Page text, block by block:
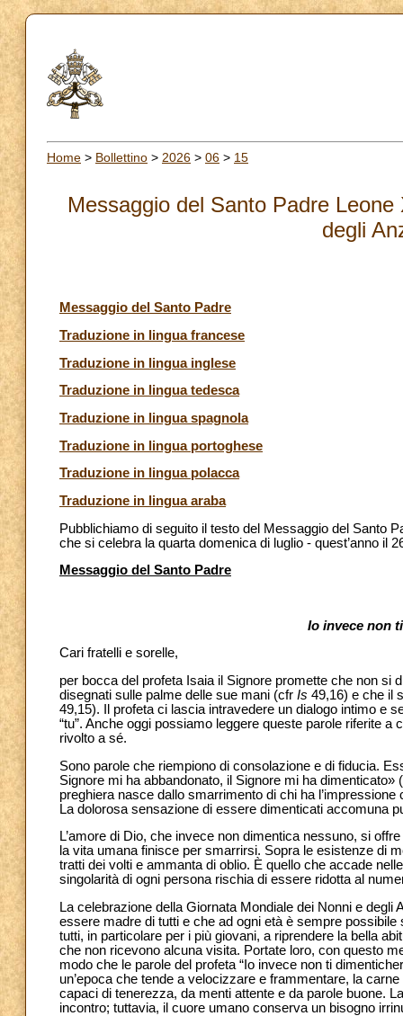
Home > Bollettino > 2026 > 06 > 15
Messaggio del Santo Padre
degli
Messaggio del Santo Padre
Traduzione in lingua francese
Traduzione in lingua inglese
Traduzione in lingua tedesca
Traduzione in lingua spagnola
Traduzione in lingua portoghese
Traduzione in lingua polacca
Traduzione in lingua araba
Pubblichiamo di seguito il testo del Messaggio del Santo
che si celebra la quarta domenica di luglio - quest’anno il
Messaggio del Santo Padre
Io invece non
Cari fratelli e sorelle,
per bocca del profeta Isaia il Signore promette che non si
disegnati sulle palme delle sue mani (cfr Is 49,16) e che il
49,15). Il profeta ci lascia intravedere un dialogo intimo e
“tu”. Anche oggi possiamo leggere queste parole riferite
rivolto a sé.
Sono parole che riempiono di consolazione e di fiducia.
Signore mi ha abbandonato, il Signore mi ha dimenticato» (
preghiera nasce dallo smarrimento di chi ha
La dolorosa sensazione di essere dimenticati accomuna
L’amore di Dio, che invece non dimentica nessuno, si
la vita umana finisce per smarrirsi. Sopra le esistenze di
tratti dei volti e ammanta di oblio. È quello che accade
singolarità di ogni persona rischia di essere ridotta al
La celebrazione della Giornata Mondiale dei Nonni e
essere madre di tutti e che ad ogni età è sempre
tutti, in particolare per i più giovani, a riprendere la bella
che non ricevono alcuna visita. Portate loro, con questo
modo che le parole del profeta “Io invece non ti
un’epoca che tende a velocizzare e frammentare, la
capaci di tenerezza, da menti attente e da parole buone.
incontro; tuttavia, il cuore umano conserva un bisogno